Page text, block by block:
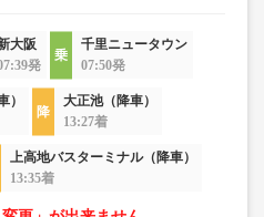
大阪
発
千里ニュータウン
07:50発
）
大正池（降車）
13:27着
上高地バスターミナル（降車）
13:35着